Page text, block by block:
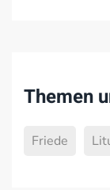
Themen
Friede